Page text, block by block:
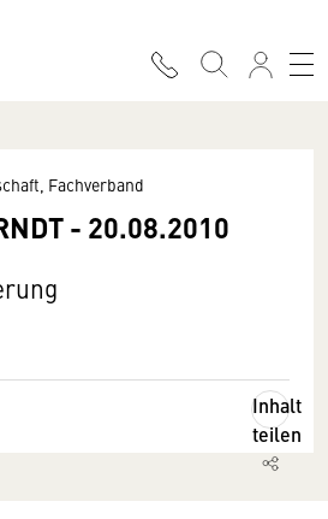
Fachverband
- 20.08.2010
Inhalt
teilen